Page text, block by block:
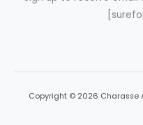
Copyright © 2026 Charasse